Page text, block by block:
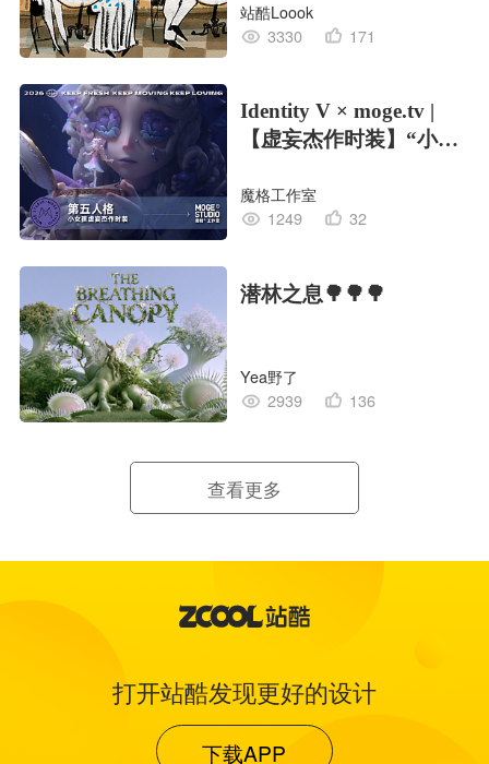
站酷Loook
3330
171
Identity V × moge.tv |
【虚妄杰作时装】“小女
魔格工作室
1249
32
潜林之息🌳🌳🌳
Yea野了
2939
136
查看更多
打开站酷发现更好的设计
下载APP